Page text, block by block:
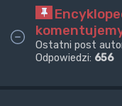
Ostatni post
Odpowiedzi: 656